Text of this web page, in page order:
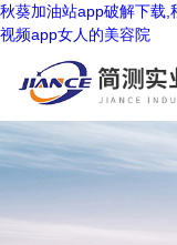
秋葵加油站app破解下载,
视频app女人的美容院